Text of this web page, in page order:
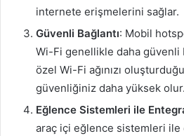
internete erişmelerini sağlar.
Güvenli Bağlantı: Mobil
Wi-Fi genellikle daha güvenli
özel Wi-Fi ağınızı
güvenliğiniz daha yüksek olur.
Eğlence Sistemleri ile
araç içi eğlence sistemleri ile